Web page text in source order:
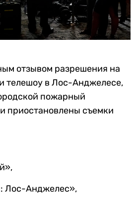
отзывом разрешения на
телешоу в Лос-Анджелесе,
пожарный
приостановлены съемки
Лос-Анджелес»,